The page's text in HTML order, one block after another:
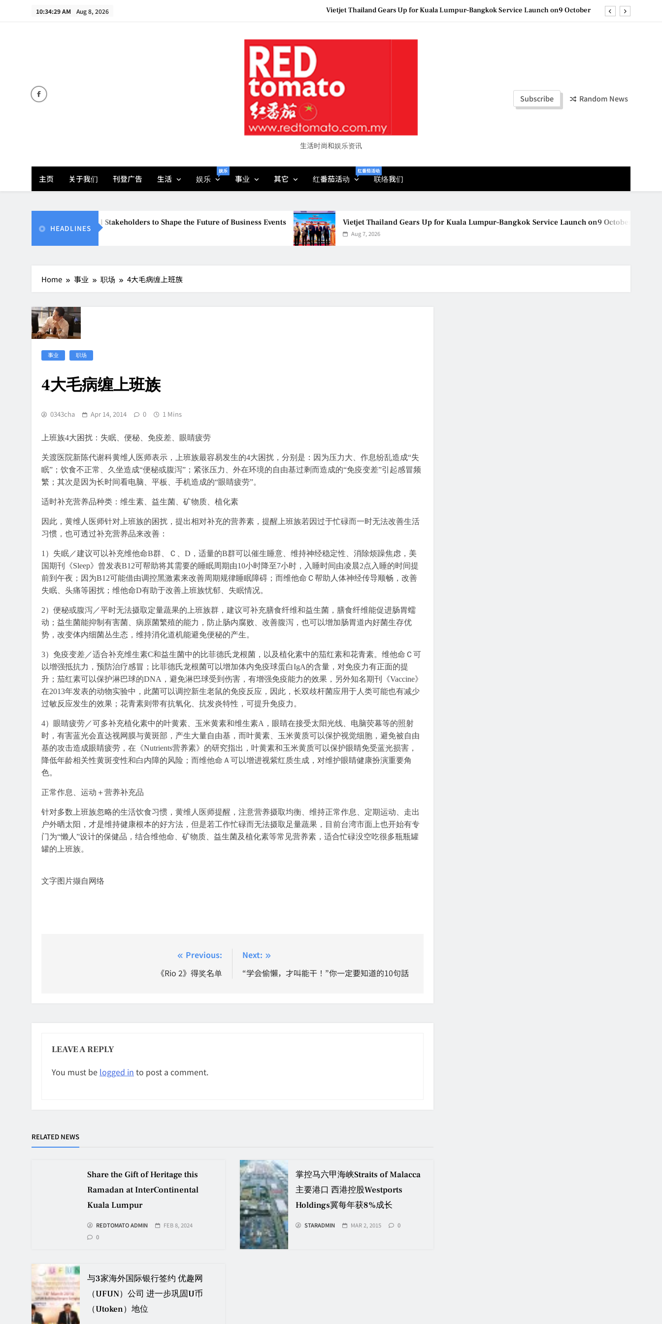
10:34:30 AM Aug 8, 2026 Vietjet Thailand Gears Up for Kuala Lumpur–Bangkok Service Launch on9 October
Vietjet Thailand Gears Up for Kuala Lumpur–Bangkok Service Launch on9 October
Couture Fashion Week Malaysia 2026– Press Conference
生活时尚和娱乐资讯
Subscribe Random News
主页 关于我们 刊登广告 生活 娱乐
娱乐
事业 其它 红番茄活动
红番茄活动
联络我们
HEADLINES
2026 Unites Global Stakeholders to Shape the Future of Business Events Vietjet Thailand Gears Up for Kuala Lumpur–Bangkok Service Launch on9 October
Aug 7, 2026
Home 事业 职场 4大毛病缠上班族
事业 职场
4大毛病缠上班族
0343cha Apr 14, 2014 0 1 Mins
上班族4大困扰：失眠、便秘、免疫差、眼睛疲劳
关渡医院新陈代谢科黄维人医师表示，上班族最容易发生的4大困扰，分别是：因为压力大、作息纷乱造成“失
眠”；饮食不正常、久坐造成“便秘或腹泻”；紧张压力、外在环境的自由基过剩而造成的“免疫变差”引起感冒频
繁；其次是因为长时间看电脑、平板、手机造成的“眼睛疲劳”。
适时补充营养品种类：维生素、益生菌、矿物质、植化素
因此，黄维人医师针对上班族的困扰，提出相对补充的营养素，提醒上班族若因过于忙碌而一时无法改善生活
习惯，也可透过补充营养品来改善：
1）失眠／建议可以补充维他命B群、Ｃ、D，适量的B群可以催生睡意、维持神经稳定性、消除烦躁焦虑，美
国期刊《Sleep》曾发表B12可帮助将其需要的睡眠周期由10小时降至7小时，入睡时间由凌晨2点入睡的时间提
前到午夜；因为B12可能借由调控黑激素来改善周期规律睡眠障碍；而维他命Ｃ帮助人体神经传导顺畅，改善
失眠、头痛等困扰；维他命D有助于改善上班族忧郁、失眠情况。
2）便秘或腹泻／平时无法摄取定量蔬果的上班族群，建议可补充膳食纤维和益生菌，膳食纤维能促进肠胃蠕
动；益生菌能抑制有害菌、病原菌繁殖的能力，防止肠内腐败、改善腹泻，也可以增加肠胃道内好菌生存优
势，改变体内细菌丛生态，维持消化道机能避免便秘的产生。
3）免疫变差／适合补充维生素C和益生菌中的比菲德氏龙根菌，以及植化素中的茄红素和花青素。维他命Ｃ可
以增强抵抗力，预防治疗感冒；比菲德氏龙根菌可以增加体内免疫球蛋白IgA的含量，对免疫力有正面的提
升；茄红素可以保护淋巴球的DNA，避免淋巴球受到伤害，有增强免疫能力的效果，另外知名期刊《Vaccine》
在2013年发表的动物实验中，此菌可以调控新生老鼠的免疫反应，因此，长双歧杆菌应用于人类可能也有减少
过敏反应发生的效果；花青素则带有抗氧化、抗发炎特性，可提升免疫力。
4）眼睛疲劳／可多补充植化素中的叶黄素、玉米黄素和维生素A，眼睛在接受太阳光线、电脑荧幕等的照射
时，有害蓝光会直达视网膜与黄斑部，产生大量自由基，而叶黄素、玉米黄质可以保护视觉细胞，避免被自由
基的攻击造成眼睛疲劳，在《Nutrients营养素》的研究指出，叶黄素和玉米黄质可以保护眼睛免受蓝光损害，
降低年龄相关性黄斑变性和白内障的风险；而维他命Ａ可以增进视紫红质生成，对维护眼睛健康扮演重要角
色。
正常作息、运动＋营养补充品
针对多数上班族忽略的生活饮食习惯，黄维人医师提醒，注意营养摄取均衡、维持正常作息、定期运动、走出
户外晒太阳，才是维持健康根本的好方法，但是若工作忙碌而无法摄取足量蔬果，目前台湾市面上也开始有专
门为“懒人”设计的保健品，结合维他命、矿物质、益生菌及植化素等常见营养素，适合忙碌没空吃很多瓶瓶罐
罐的上班族。
文字图片撷自网络
Previous:
《Rio 2》得奖名单
Next:
“学会偷懶，才叫能干！”你一定要知道的10句話
LEAVE A REPLY
You must be logged in to post a comment.
RELATED NEWS
Share the Gift of Heritage this
Ramadan at InterContinental
Kuala Lumpur
REDTOMATO ADMIN
FEB 8, 2024
0
掌控马六甲海峡Straits of Malacca
主要港口 西港控股Westports
Holdings冀每年获8%成长
STARADMIN MAR 2, 2015 0
与3家海外国际银行签约 优趣网
（UFUN）公司 进一步巩固U币
（Utoken）地位